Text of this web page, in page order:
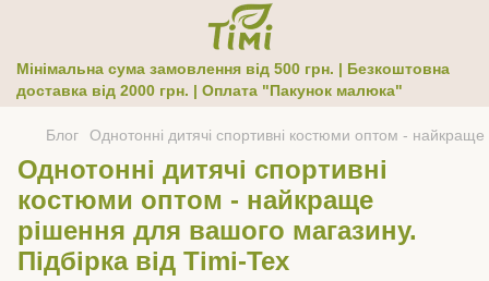
Мінімальна сума замовлення від 500 грн. | Безкоштовна
доставка від 2000 грн. | Оплата "Пакунок малюка"
Блог Однотонні дитячі спортивні костюми оптом -
Однотонні дитячі спортивні
костюми оптом - найкраще
рішення для вашого магазину.
Підбірка від Timi-Tex